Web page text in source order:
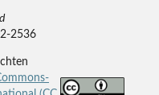
2536